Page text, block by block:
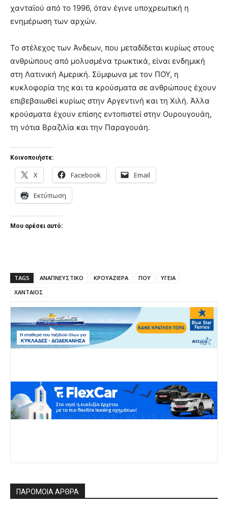
χανταϊού από το 1996, όταν έγινε υποχρεωτική η
ενημέρωση των αρχών.
Το στέλεχος των Άνδεων, που μεταδίδεται κυρίως στους
ανθρώπους από μολυσμένα τρωκτικά, είναι ενδημική
στη Λατινική Αμερική. Σύμφωνα με τον ΠΟΥ, η
κυκλοφορία της και τα κρούσματα σε ανθρώπους έχουν
επιβεβαιωθεί κυρίως στην Αργεντινή και τη Χιλή. Άλλα
κρούσματα έχουν επίσης εντοπιστεί στην Ουρουγουάη,
τη νότια Βραζιλία και την Παραγουάη.
Κοινοποιήστε:
X Facebook Email
Εκτύπωση
Μου αρέσει αυτό:
TAGS ΑΝΑΠΝΕΥΣΤΙΚΟ ΚΡΟΥΑΖΙΕΡΑ ΠΟΥ
ΥΓΕΙΑ
ΧΑΝΤΑΙΟΣ
ΠΑΡΟΜΟΙΑ ΑΡΘΡΑ